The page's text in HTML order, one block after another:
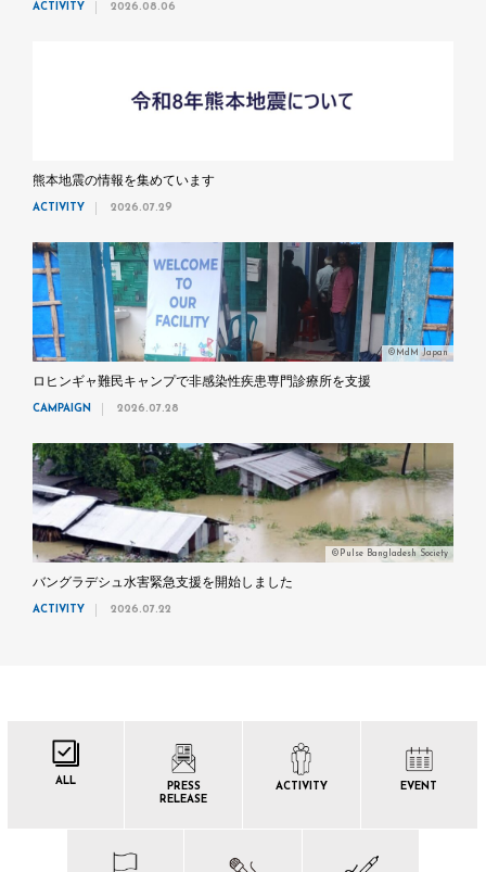
ACTIVITY 2026.08.06
熊本地震の情報を集めています
ACTIVITY 2026.07.29
©MdM Japan
ロヒンギャ難民キャンプで非感染性疾患専門診療所を支援
CAMPAIGN 2026.07.28
©Pulse Bangladesh Society
バングラデシュ水害緊急支援を開始しました
ACTIVITY 2026.07.22
ALL
PRESS
RELEASE
ACTIVITY EVENT